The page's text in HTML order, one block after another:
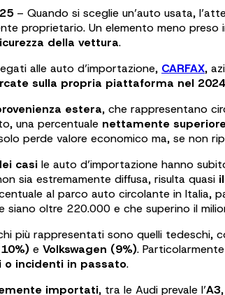
– Quando si sceglie un’auto usata,
proprietario. Un elemento meno preso
della vettura.
alle auto d’importazione, CARFAX,
sulla propria piattaforma nel 2024
estera, che rappresentano
una percentuale nettamente
perde valore economico ma, se non
casi le auto d’importazione hanno
sia estremamente diffusa, risulta quasi
al parco auto circolante in Italia,
oltre 220.000 e che superino il
più rappresentati sono quelli tedeschi,
e Volkswagen (9%).
o incidenti in passato.
importati, tra le Audi prevale l’A3